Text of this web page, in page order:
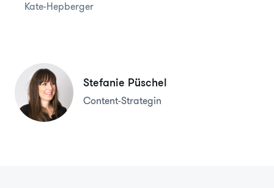
Kate-Hepberger
Stefanie Püschel
Content-Strategin